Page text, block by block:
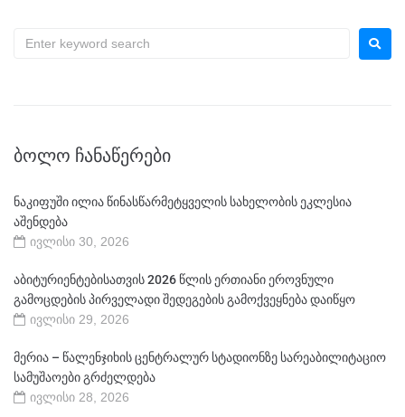
ᲑᲝᲚᲝ ᲩᲐᲜᲐᲬᲔᲠᲔᲑᲘ
ნაკიფუში ილია წინასწარმეტყველის სახელობის ეკლესია
აშენდება
ივლისი 30, 2026
აბიტურიენტებისათვის 2026 წლის ერთიანი ეროვნული
გამოცდების პირველადი შედეგების გამოქვეყნება დაიწყო
ივლისი 29, 2026
მერია – წალენჯიხის ცენტრალურ სტადიონზე სარეაბილიტაციო
სამუშაოები გრძელდება
ივლისი 28, 2026